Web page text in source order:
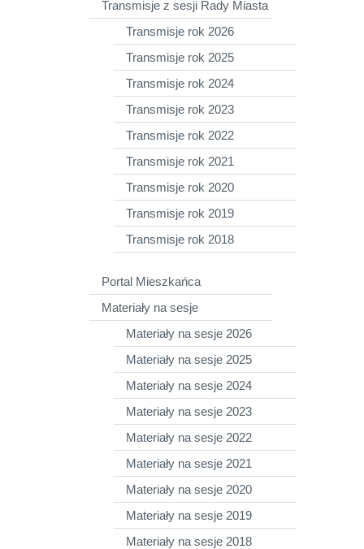
Transmisje z sesji Rady Miasta
Transmisje rok 2026
Transmisje rok 2025
Transmisje rok 2024
Transmisje rok 2023
Transmisje rok 2022
Transmisje rok 2021
Transmisje rok 2020
Transmisje rok 2019
Transmisje rok 2018
Portal Mieszkańca
Materiały na sesje
Materiały na sesje 2026
Materiały na sesje 2025
Materiały na sesje 2024
Materiały na sesje 2023
Materiały na sesje 2022
Materiały na sesje 2021
Materiały na sesje 2020
Materiały na sesje 2019
Materiały na sesje 2018